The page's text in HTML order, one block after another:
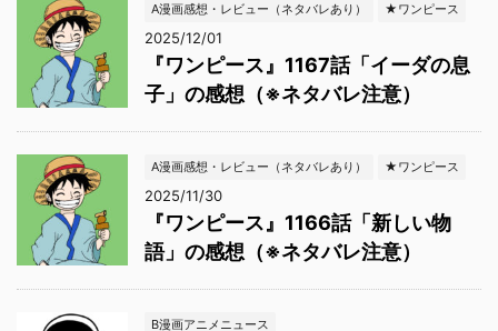
A漫画感想・レビュー（ネタバレあり） ★ワンピース
2025/12/01
『ワンピース』1167話「イーダの息
子」の感想（※ネタバレ注意）
A漫画感想・レビュー（ネタバレあり） ★ワンピース
2025/11/30
『ワンピース』1166話「新しい物
語」の感想（※ネタバレ注意）
B漫画アニメニュース